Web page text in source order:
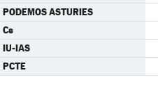
PODEMOS ASTURIES
Cs
IU-IAS
PCTE